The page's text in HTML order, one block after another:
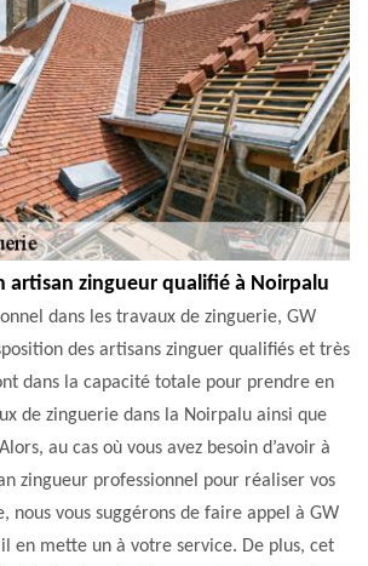
artisan zingueur qualifié à Noirpalu
dans les travaux de zinguerie, GW
des artisans zinguer qualifiés et très
dans la capacité totale pour prendre en
de zinguerie dans la Noirpalu ainsi que
au cas où vous avez besoin d’avoir à
zingueur professionnel pour réaliser vos
nous vous suggérons de faire appel à GW
en mette un à votre service. De plus, cet